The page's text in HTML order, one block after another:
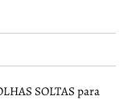
SOLTAS para